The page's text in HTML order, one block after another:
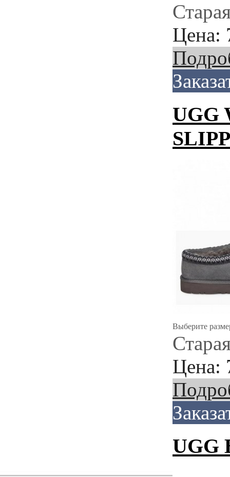
Цена:
UGG
Выберите
Цена:
UGG